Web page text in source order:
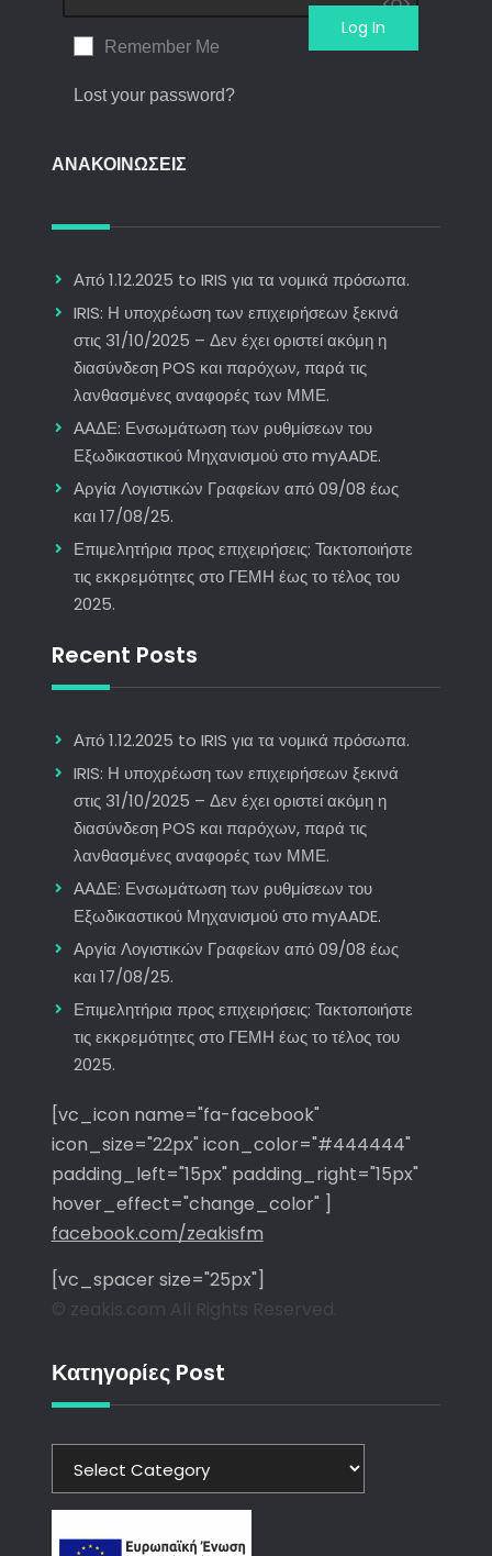
Remember Me
Lost your password?
ΑΝΑΚΟΙΝΩΣΕΙΣ
Από 1.12.2025 to IRIS για τα νομικά πρόσωπα.
IRIS: Η υποχρέωση των επιχειρήσεων ξεκινά
στις 31/10/2025 – Δεν έχει οριστεί ακόμη η
διασύνδεση POS και παρόχων, παρά τις
λανθασμένες αναφορές των ΜΜΕ.
ΑΑΔΕ: Ενσωμάτωση των ρυθμίσεων του
Εξωδικαστικού Μηχανισμού στο myAADE.
Αργία Λογιστικών Γραφείων από 09/08 έως
και 17/08/25.
Επιμελητήρια προς επιχειρήσεις: Τακτοποιήστε
τις εκκρεμότητες στο ΓΕΜΗ έως το τέλος του
2025.
Recent Posts
Από 1.12.2025 to IRIS για τα νομικά πρόσωπα.
IRIS: Η υποχρέωση των επιχειρήσεων ξεκινά
στις 31/10/2025 – Δεν έχει οριστεί ακόμη η
διασύνδεση POS και παρόχων, παρά τις
λανθασμένες αναφορές των ΜΜΕ.
ΑΑΔΕ: Ενσωμάτωση των ρυθμίσεων του
Εξωδικαστικού Μηχανισμού στο myAADE.
Αργία Λογιστικών Γραφείων από 09/08 έως
και 17/08/25.
Επιμελητήρια προς επιχειρήσεις: Τακτοποιήστε
τις εκκρεμότητες στο ΓΕΜΗ έως το τέλος του
2025.
[vc_icon name="fa-facebook"
icon_size="22px" icon_color="#444444"
padding_left="15px" padding_right="15px"
hover_effect="change_color" ]
facebook.com/zeakisfm
[vc_spacer size="25px"]
© zeakis.com All Rights Reserved.
Κατηγορίες Post
Κατηγορίες
Post